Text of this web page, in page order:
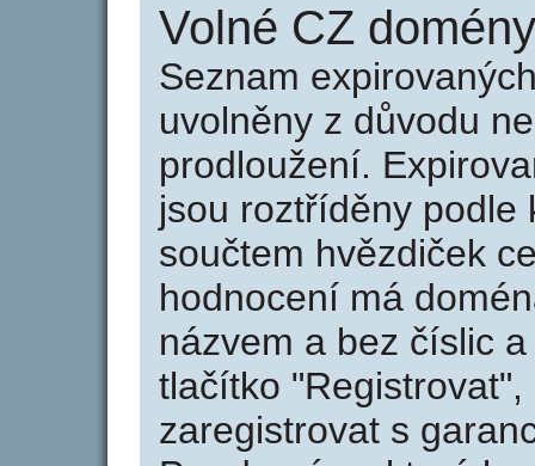
Volné CZ
Seznam
uvolněny z důvodu
prodloužení.
jsou roztříděny podle
součtem hvězdiček
hodnocení má
názvem a bez číslic
tlačítko
zaregistrovat s